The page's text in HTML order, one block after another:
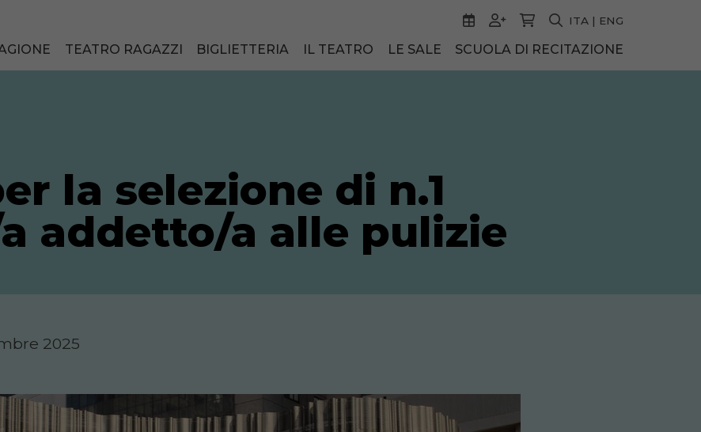
la selezione di n.1
addetto/a alle pulizie
2025
ITA | ENG
TEATRO RAGAZZI BIGLIETTERIA IL TEATRO LE SALE SCUOLA DI RECITAZIONE